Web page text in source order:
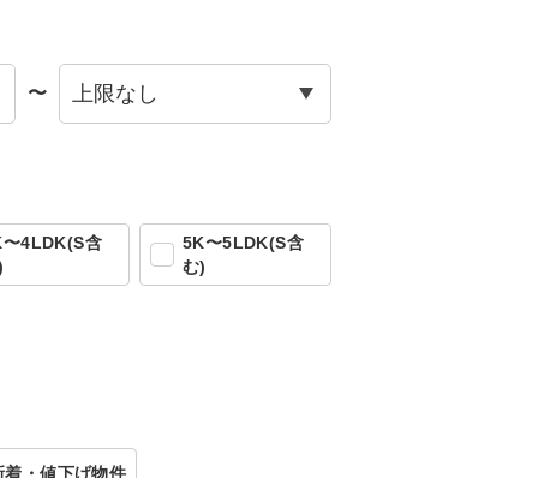
〜
4LDK(S含
5K〜5LDK(S含
む)
着・値下げ物件